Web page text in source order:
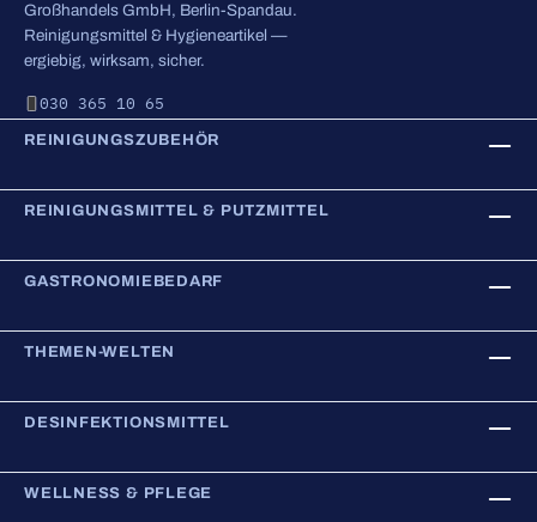
Großhandels GmbH, Berlin-Spandau.
Reinigungsmittel & Hygieneartikel —
ergiebig, wirksam, sicher.
030 365 10 65
REINIGUNGSZUBEHÖR
REINIGUNGSMITTEL & PUTZMITTEL
GASTRONOMIEBEDARF
THEMEN-WELTEN
DESINFEKTIONSMITTEL
WELLNESS & PFLEGE